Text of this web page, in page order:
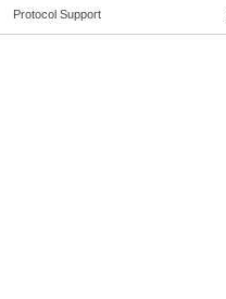
Protocol Support
Provisioning Method